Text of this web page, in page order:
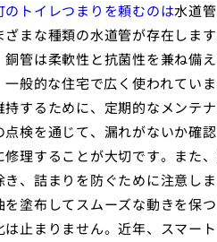
のトイレつまりを頼むのは水道
まな種類の水道管が存在しま
管は柔軟性と抗菌性を兼ね備
般的な住宅で広く使われてい
するために、定期的なメンテ
検を通じて、漏れがないか確認
理することが大切です。また
、詰まりを防ぐために注意し
塗布してスムーズな動きを保
止まりません。近年、スマー